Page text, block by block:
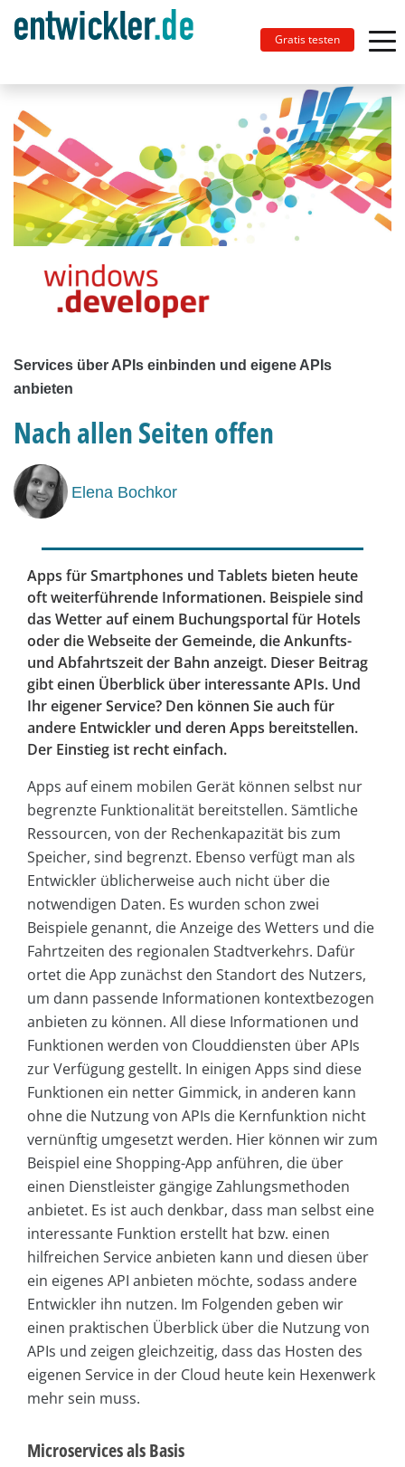
Gratis testen
Services über APIs einbinden und eigene APIs
anbieten
Nach allen Seiten offen
Elena Bochkor
Apps für Smartphones und Tablets bieten heute
oft weiterführende Informationen. Beispiele sind
das Wetter auf einem Buchungsportal für Hotels
oder die Webseite der Gemeinde, die Ankunfts-
und Abfahrtszeit der Bahn anzeigt. Dieser Beitrag
gibt einen Überblick über interessante APIs. Und
Ihr eigener Service? Den können Sie auch für
andere Entwickler und deren Apps bereitstellen.
Der Einstieg ist recht einfach.
Apps auf einem mobilen Gerät können selbst nur
begrenzte Funktionalität bereitstellen. Sämtliche
Ressourcen, von der Rechenkapazität bis zum
Speicher, sind begrenzt. Ebenso verfügt man als
Entwickler üblicherweise auch nicht über die
notwendigen Daten. Es wurden schon zwei
Beispiele genannt, die Anzeige des Wetters und die
Fahrtzeiten des regionalen Stadtverkehrs. Dafür
ortet die App zunächst den Standort des Nutzers,
um dann passende Informationen kontextbezogen
anbieten zu können. All diese Informationen und
Funktionen werden von Clouddiensten über APIs
zur Verfügung gestellt. In einigen Apps sind diese
Funktionen ein netter Gimmick, in anderen kann
ohne die Nutzung von APIs die Kernfunktion nicht
vernünftig umgesetzt werden. Hier können wir zum
Beispiel eine Shopping-App anführen, die über
einen Dienstleister gängige Zahlungsmethoden
anbietet. Es ist auch denkbar, dass man selbst eine
interessante Funktion erstellt hat bzw. einen
hilfreichen Service anbieten kann und diesen über
ein eigenes API anbieten möchte, sodass andere
Entwickler ihn nutzen. Im Folgenden geben wir
einen praktischen Überblick über die Nutzung von
APIs und zeigen gleichzeitig, dass das Hosten des
eigenen Service in der Cloud heute kein Hexenwerk
mehr sein muss.
Microservices als Basis